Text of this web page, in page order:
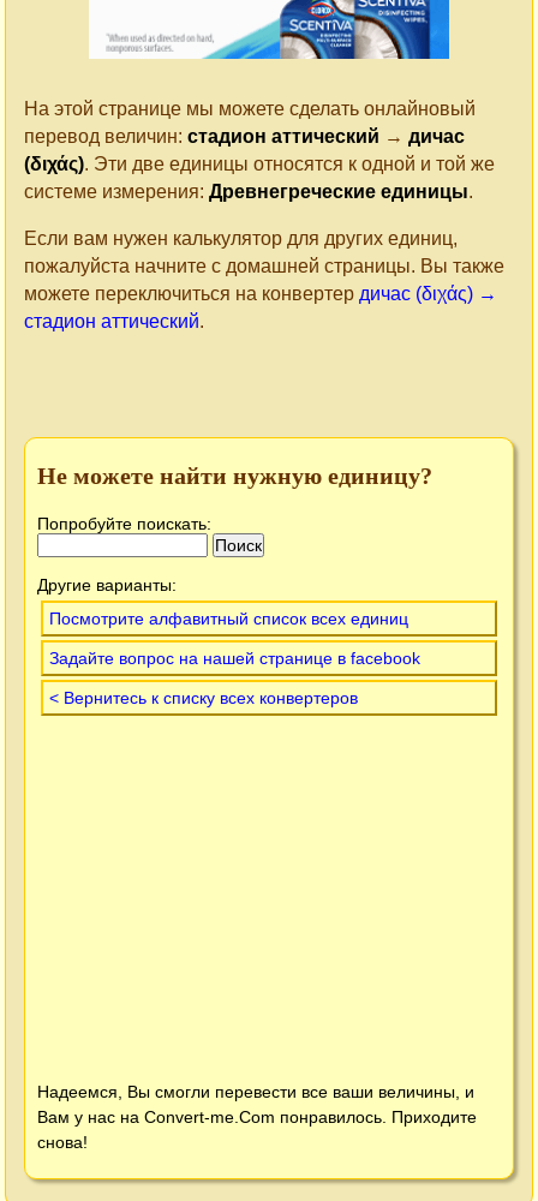
На этой странице мы можете сделать онлайновый
перевод величин: стадион аттический → дичас
(διχάς). Эти две единицы относятся к одной и той же
системе измерения: Древнегреческие единицы.
Если вам нужен калькулятор для других единиц,
пожалуйста начните с домашней страницы. Вы также
можете переключиться на конвертер дичас (διχάς) →
стадион аттический.
Не можете найти нужную единицу?
Попробуйте поискать:
Другие варианты:
Посмотрите алфавитный список всех единиц
Задайте вопрос на нашей странице в facebook
< Вернитесь к списку всех конвертеров
Надеемся, Вы смогли перевести все ваши величины, и
Вам у нас на Convert-me.Com понравилось. Приходите
снова!